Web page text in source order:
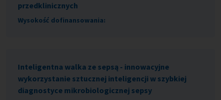
przedklinicznych
Wysokość dofinansowania:
Inteligentna walka ze sepsą - innowacyjne
wykorzystanie sztucznej inteligencji w szybkiej
diagnostyce mikrobiologicznej sepsy